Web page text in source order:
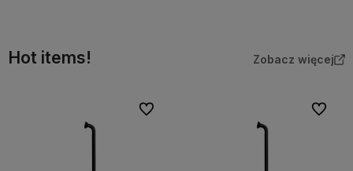
Hot items! Zobacz więcej
Do ulubionych Do